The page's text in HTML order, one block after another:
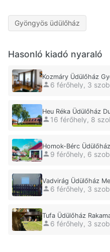
Gyöngyös üdülőház
Hasonló kiadó nyaraló
Kozmáry Üdülőház
6 férőhely, 3
Heu Réka Üdülőház
16 férőhely, 8
Homok-Bérc
9 férőhely, 6
Vadvirág Üdülőház
6 férőhely, 3
Tufa Üdülőház
6 férőhely, 3